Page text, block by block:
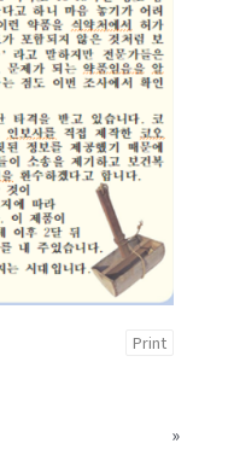
Print
»